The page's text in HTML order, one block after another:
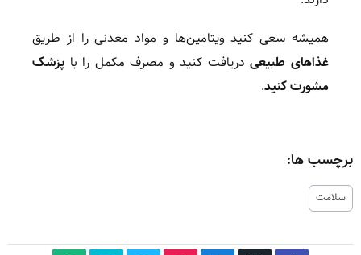
همیشه سعی کنید ویتامین‌ها و مواد معدنی را از طریق
غذاهای طبیعیدریافت کنید و مصرف مکمل را با پزشک
مشورت کنید.
برچسب ها:
سلامت